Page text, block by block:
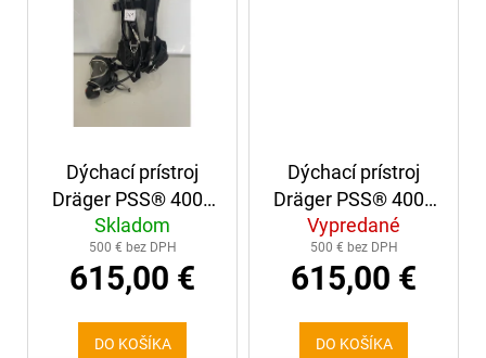
Dýchací prístroj
Dräger PSS® 4000
+ maska s
náhlavným krížom
(241)
Skladom
500 € bez DPH
615,00 €
DO KOŠÍKA
Dýchací prístroj
Dräger PSS® 4000
+ maska s
náhlavným krížom
(242)
Vypredané
500 € bez DPH
615,00 €
DO KOŠÍKA